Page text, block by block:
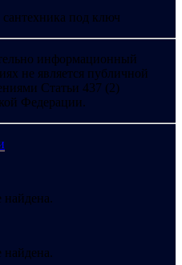
под ключ
информационный
не является публичной
Статьи 437 (2)
Федерации.
найдена.
найдена.